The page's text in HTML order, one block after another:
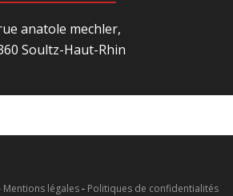
anatole mechler,
Soultz-Haut-Rhin
Mentions légales- Politiques de confidentialités